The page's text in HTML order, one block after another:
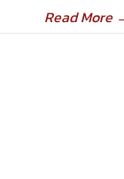
Read More